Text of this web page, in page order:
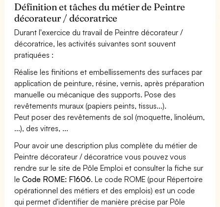
Définition et tâches du métier de Peintre
décorateur / décoratrice
Durant l'exercice du travail de Peintre décorateur /
décoratrice, les activités suivantes sont souvent
pratiquées :
Réalise les finitions et embellissements des surfaces par
application de peinture, résine, vernis, après préparation
manuelle ou mécanique des supports. Pose des
revêtements muraux (papiers peints, tissus...).
Peut poser des revêtements de sol (moquette, linoléum,
...), des vitres, ...
Pour avoir une description plus complète du métier de
Peintre décorateur / décoratrice vous pouvez vous
rendre sur le site de Pôle Emploi et consulter la fiche sur
leCode ROME: F1606. Le code ROME (pour Répertoire
opérationnel des métiers et des emplois) est un code
qui permet d'identifier de manière précise par Pôle